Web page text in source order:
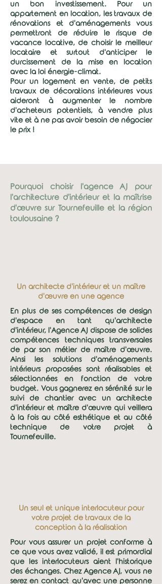
un bon investissement. Pour un
appartement en location, les travaux de
rénovations et d'aménagements vous
permettront de réduire le risque de
vacance locative, de choisir le meilleur
locataire et surtout d'anticiper le
durcissement de la mise en location
avec la loi énergie-climat.
Pour un logement en vente, de petits
travaux de décorations intérieures vous
aideront à augmenter le nombre
d'acheteurs potentiels, à vendre plus
vite et à ne pas avoir besoin de négocier
le prix !
Pourquoi choisir l'agence AJ pour
l'architecture d'intérieur et la maîtrise
d'œuvre sur Tournefeuille et la région
toulousaine ?
Un architecte d'intérieur et un maître
d'œuvre en une agence
En plus de ses compétences de design
d'espace en tant qu'architecte
d'intérieur, l'Agence AJ dispose de solides
compétences techniques transversales
de par son métier de maître d'œuvre.
Ainsi les solutions d'aménagements
intérieurs proposées sont réalisables et
sélectionnées en fonction de votre
budget. Vous gagnerez en sérénité sur le
suivi de chantier avec un architecte
d'intérieur et maître d'œuvre qui veillera
à la fois au côté esthétique et au côté
technique de votre projet à
Tournefeuille.
Un seul et unique interlocuteur pour
votre projet de travaux de la
conception à la réalisation
Pour vous assurer un projet conforme à
ce que vous avez validé, il est primordial
que les interlocuteurs aient l'historique
des échanges. Chez Agence AJ, vous ne
serez en contact qu'avec une personne